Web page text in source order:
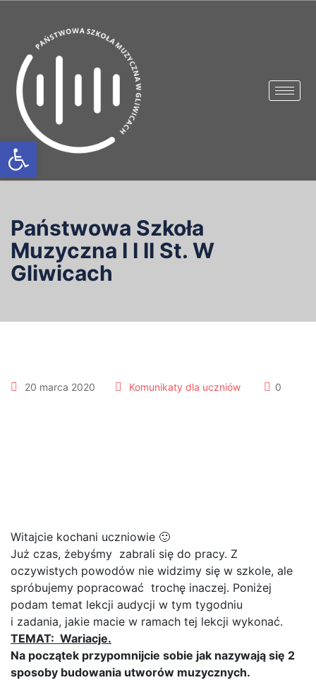
Otwórz pasek narzędzi
Państwowa Szkoła
Muzyczna I I II St. W
Gliwicach
20 marca 2020 Komunikaty dla uczniów 0
Witajcie kochani uczniowie 🙂
Już czas, żebyśmy zabrali się do pracy. Z
oczywistych powodów nie widzimy się w szkole, ale
spróbujemy popracować trochę inaczej. Poniżej
podam temat lekcji audycji w tym tygodniu
i zadania, jakie macie w ramach tej lekcji wykonać.
TEMAT: Wariacje.
Na początek przypomnijcie sobie jak nazywają się 2
sposoby budowania utworów muzycznych.